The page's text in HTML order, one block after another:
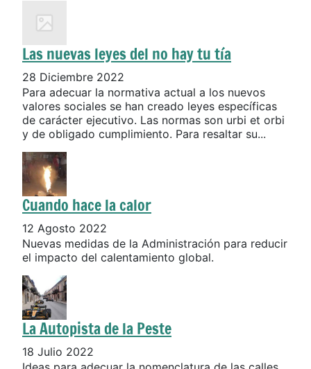
Las nuevas leyes del no hay tu tía
28 Diciembre 2022
Para adecuar la normativa actual a los nuevos
valores sociales se han creado leyes específicas
de carácter ejecutivo. Las normas son urbi et orbi
y de obligado cumplimiento. Para resaltar su...
Cuando hace la calor
12 Agosto 2022
Nuevas medidas de la Administración para reducir
el impacto del calentamiento global.
La Autopista de la Peste
18 Julio 2022